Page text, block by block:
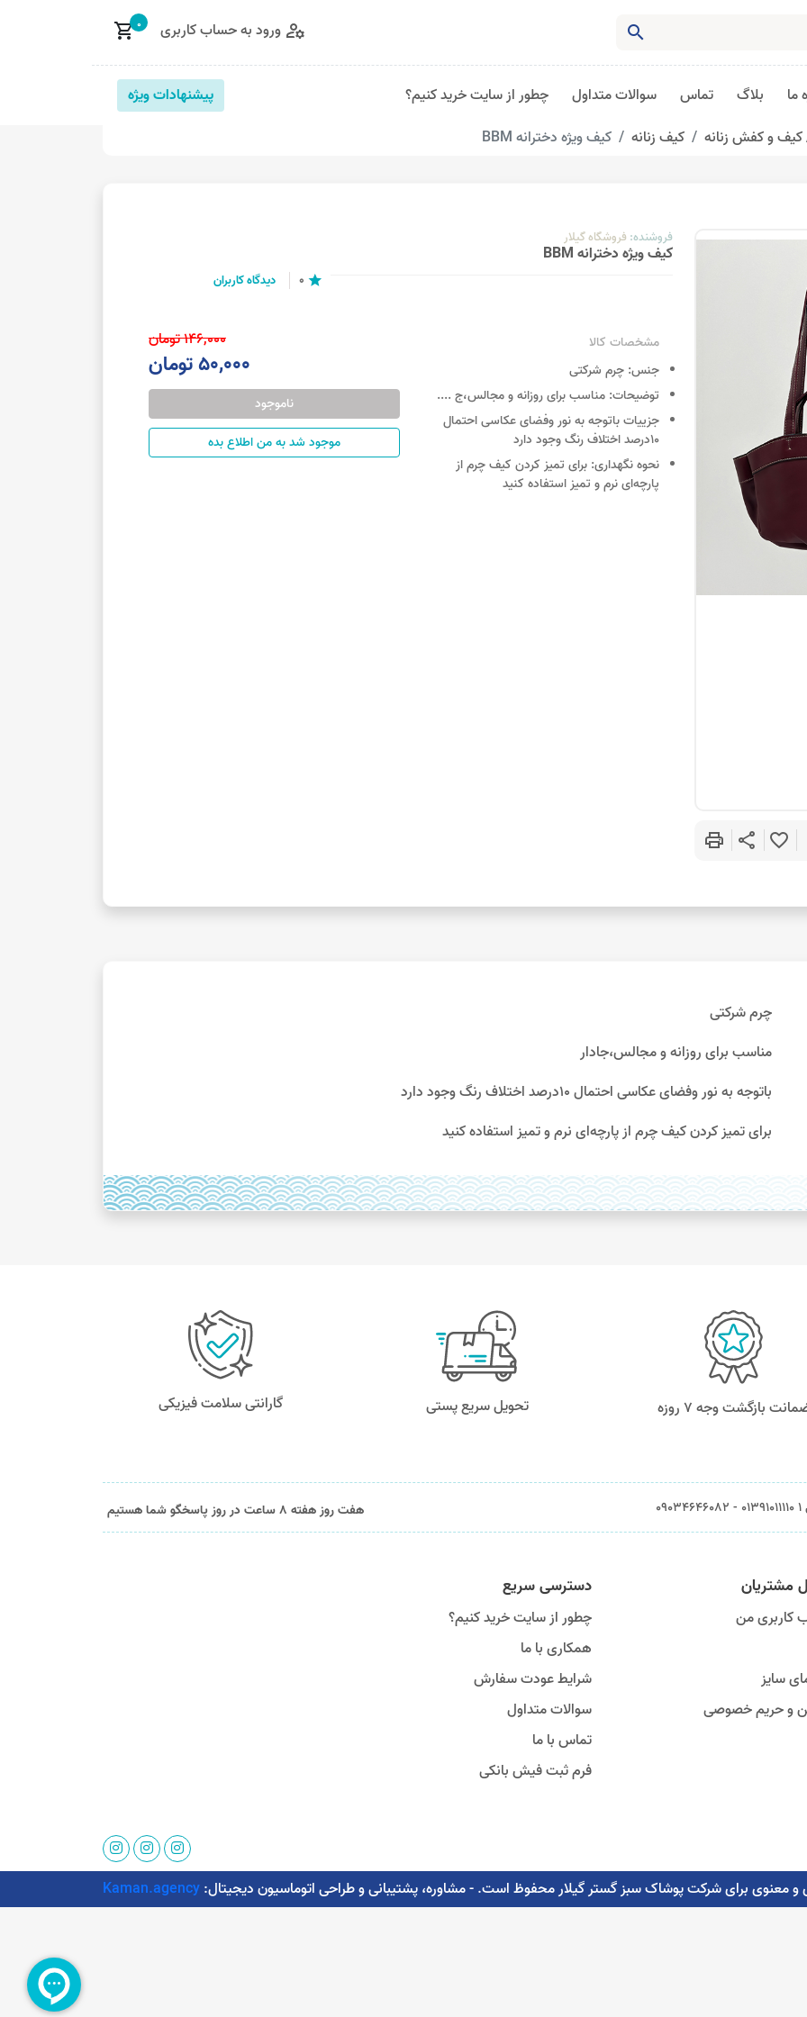
search
manage_accounts ورود به حساب کاربری shopping_cart0
ما بلاگ تماس سوالات متداول چطور از سایت خرید کنیم؟
پیشنهادات ویژه
کیف و کفش زنانه کیف زنانه کیف ویژه دخترانه BBM
favorite_border
share
print
فروشنده: فروشگاه گیلار
کیف ویژه دخترانه BBM
star
0 دیدگاه کاربران
مشخصات کالا
جنس: چرم شرکتی
توضیحات: مناسب برای روزانه و مجالس،ج ....
جزییاتباتوجه به نور وفضای عکاسی احتمال
10درصد اختلاف رنگ وجود دارد
نحوه نگهداری: برای تمیز کردن کیف چرم از
پارچه‌ای نرم و تمیز استفاده کنید
146,000 تومان
50,000 تومان
ناموجود
موجود شد به من اطلاع بده
چرم شرکتی
مناسب برای روزانه و مجالس،جادار
باتوجه به نور وفضای عکاسی احتمال 10درصد اختلاف رنگ وجود دارد
برای تمیز کردن کیف چرم از پارچه‌ای نرم و تمیز استفاده کنید
بازگشت وجه ۷ روزه تحویل سریع پستی گارانتی سلامت فیزیکی
هفت روز هفته 8 ساعت در روز پاسخگو شما هستیم
مشتریان
کاربری من
سایز
و حریم خصوصی
دسترسی سریع
چطور از سایت خرید کنیم؟
همکاری با ما
شرایط عودت سفارش
سوالات متداول
تماس با ما
فرم ثبت فیش بانکی
Kaman.agency